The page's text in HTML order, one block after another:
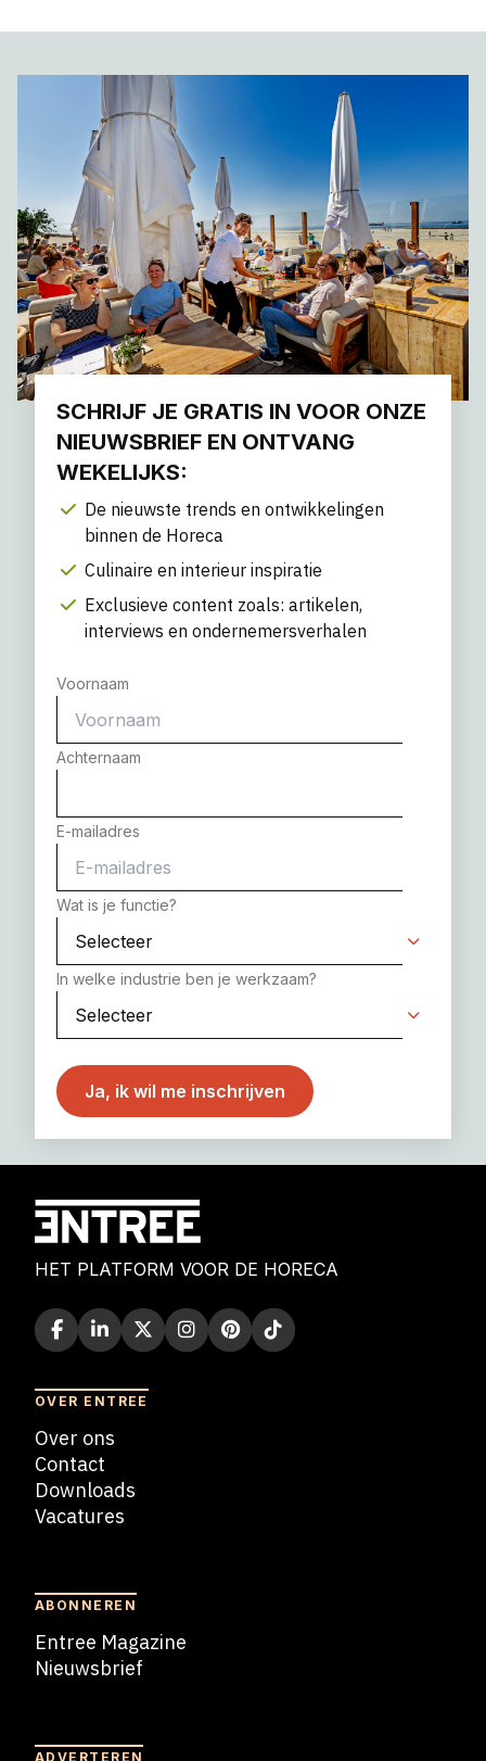
SCHRIJF JE GRATIS IN VOOR ONZE
NIEUWSBRIEF EN ONTVANG
WEKELIJKS:
De nieuwste trends en ontwikkelingen
binnen de Horeca
Culinaire en interieur inspiratie
Exclusieve content zoals: artikelen,
interviews en ondernemersverhalen
Voornaam
Achternaam
E-mailadres
Wat is je functie?
In welke industrie ben je werkzaam?
HET PLATFORM VOOR DE HORECA
OVER ENTREE
Over ons
Contact
Downloads
Vacatures
ABONNEREN
Entree Magazine
Nieuwsbrief
ADVERTEREN